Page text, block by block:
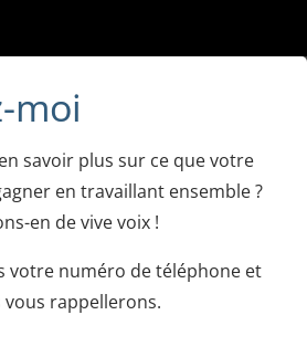
moi
savoir plus sur ce que votre
en travaillant ensemble ?
en de vive voix !
votre numéro de téléphone et
vous rappellerons.